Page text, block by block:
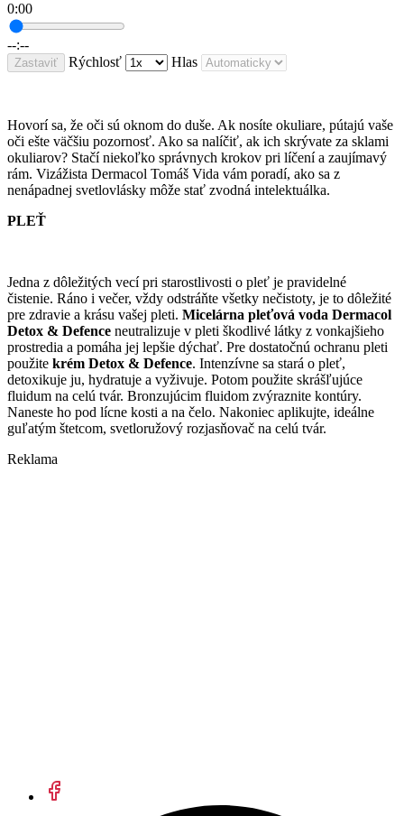
0:00
--:--
Zastaviť Rýchlosť Hlas
Hovorí sa, že oči sú oknom do duše. Ak nosíte okuliare, pútajú vaše
oči ešte väčšiu pozornosť. Ako sa nalíčiť, ak ich skrývate za sklami
okuliarov? Stačí niekoľko správnych krokov pri líčení a zaujímavý
rám. Vizážista Dermacol Tomáš Vida vám poradí, ako sa z
nenápadnej svetlovlásky môže stať zvodná intelektuálka.
PLEŤ
Jedna z dôležitých vecí pri starostlivosti o pleť je pravidelné
čistenie. Ráno i večer, vždy odstráňte všetky nečistoty, je to dôležité
pre zdravie a krásu vašej pleti. Micelárna pleťová voda Dermacol
Detox & Defence neutralizuje v pleti škodlivé látky z vonkajšieho
prostredia a pomáha jej lepšie dýchať. Pre dostatočnú ochranu pleti
použite krém Detox & Defence. Intenzívne sa stará o pleť,
detoxikuje ju, hydratuje a vyživuje. Potom použite skrášľujúce
fluidum na celú tvár. Bronzujúcim fluidom zvýraznite kontúry.
Naneste ho pod lícne kosti a na čelo. Nakoniec aplikujte, ideálne
guľatým štetcom, svetloružový rozjasňovač na celú tvár.
Reklama